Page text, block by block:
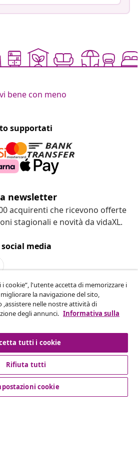
bene con meno
supportati
newsletter
acquirenti che ricevono offerte
stagionali e novità da vidaXL.
media
per il tuo ordine.
dal contratto
i cookie”, l'utente accetta di memorizzare i
la navigazione del sito,
,assistere nelle nostre attività di
degli annunci. Informativa sulla
tutti i cookie
Rifiuta tutti
cookie